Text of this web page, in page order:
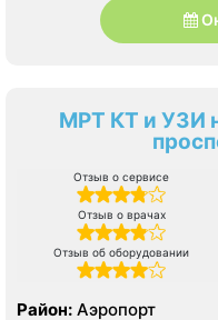
МРТ КТ и УЗИ
Отзыв о сервисе
Отзыв о врачах
Отзыв об оборудовании
Район: Аэропорт